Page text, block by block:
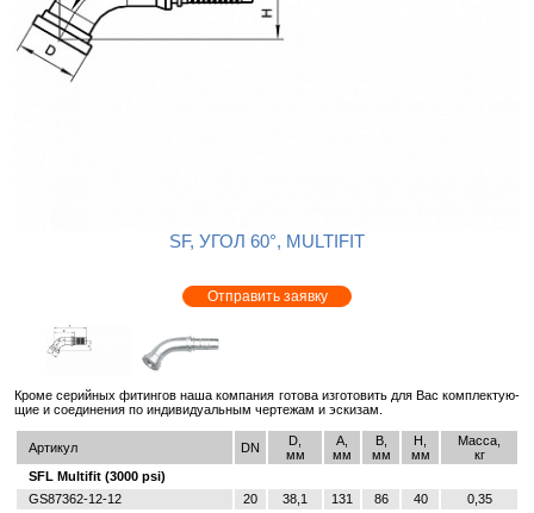
SF, УГОЛ 60°, MULTIFIT
Отправить заявку
Кроме се­рий­ных фи­тин­гов наша ком­па­ния го­то­ва из­го­то­вить для Вас ком­плек­ту­ю­
щие и со­еди­не­ния по ин­ди­ви­ду­аль­ным чер­те­жам и эс­ки­зам.
Артикул DN
D,
мм
A,
мм
B,
мм
H,
мм
Масса,
кг
SFL Multifit (3000 psi)
GS87362-12-12
20 38,1 131 86 40
0,35